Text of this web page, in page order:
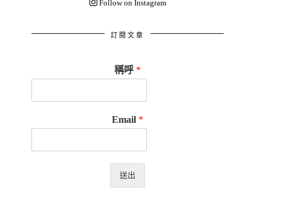
Follow on Instagram
訂閱文章
稱呼 *
Email *
送出